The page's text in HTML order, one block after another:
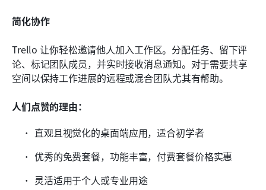
简化协作
Trello 让你轻松邀请他人加入工作区。分配任务、留下评
论、标记团队成员，并实时接收消息通知。对于需要共享
空间以保持工作进展的远程或混合团队尤其有帮助。
人们点赞的理由：
直观且视觉化的桌面端应用，适合初学者
优秀的免费套餐，功能丰富，付费套餐价格实惠
灵活适用于个人或专业用途